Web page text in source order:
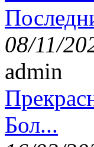
08/11/
admin
Бол...